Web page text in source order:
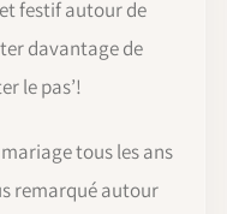
festif autour de
davantage de
le pas’!
tous les ans
remarqué autour